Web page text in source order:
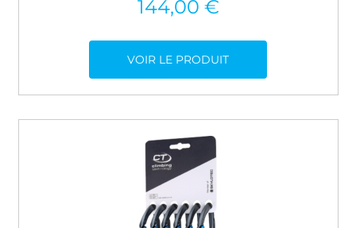
144,00 €
VOIR LE PRODUIT